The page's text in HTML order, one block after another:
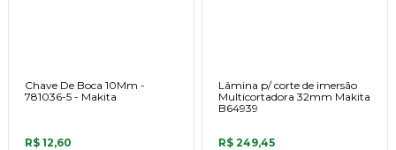
Chave De Boca 10Mm -
781036-5 - Makita
R$ 12,60
Lâmina p/ corte de imersão
Multicortadora 32mm Makita
B64939
R$ 249,45